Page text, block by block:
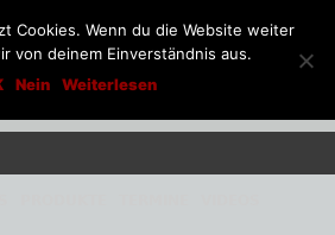
Cookies. Wenn du die Website weiter
von deinem Einverständnis aus.
Nein Weiterlesen